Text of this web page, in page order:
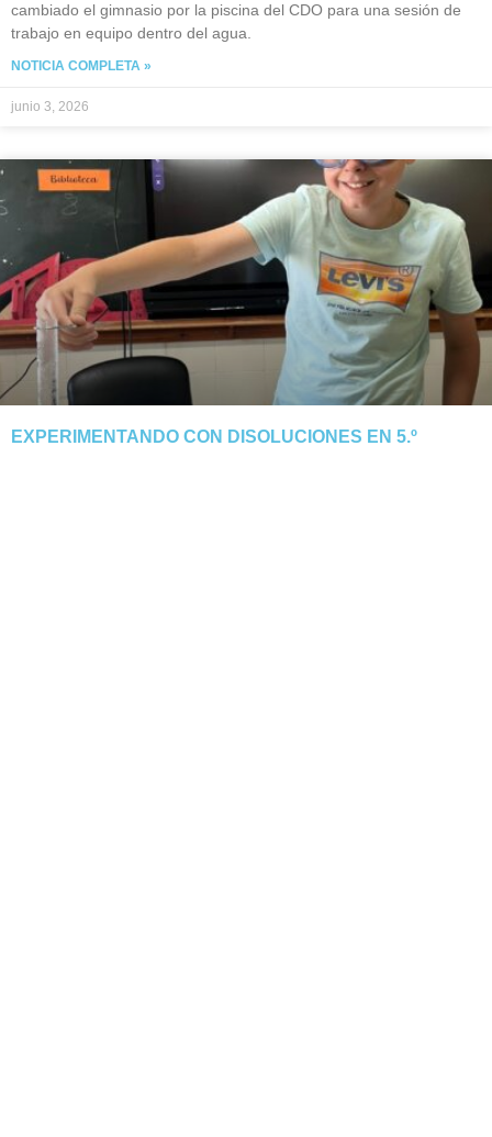
cambiado el gimnasio por la piscina del CDO para una sesión de
trabajo en equipo dentro del agua.
NOTICIA COMPLETA »
junio 3, 2026
EXPERIMENTANDO CON DISOLUCIONES EN 5.º